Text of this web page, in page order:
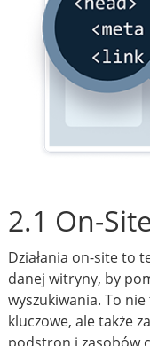
2.1 On-
Działania on-site to
danej witryny, by
wyszukiwania. To
kluczowe, ale także
podstron i zasobów